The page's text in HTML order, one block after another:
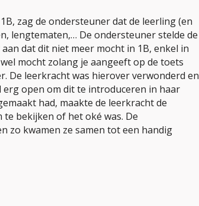
zag de ondersteuner dat de leerling (en
lengtematen,… De ondersteuner stelde de
dat dit niet meer mocht in 1B, enkel in
mocht zolang je aangeeft op de toets
De leerkracht was hierover verwonderd en
open om dit te introduceren in haar
had, maakte de leerkracht de
bekijken of het oké was. De
zo kwamen ze samen tot een handig